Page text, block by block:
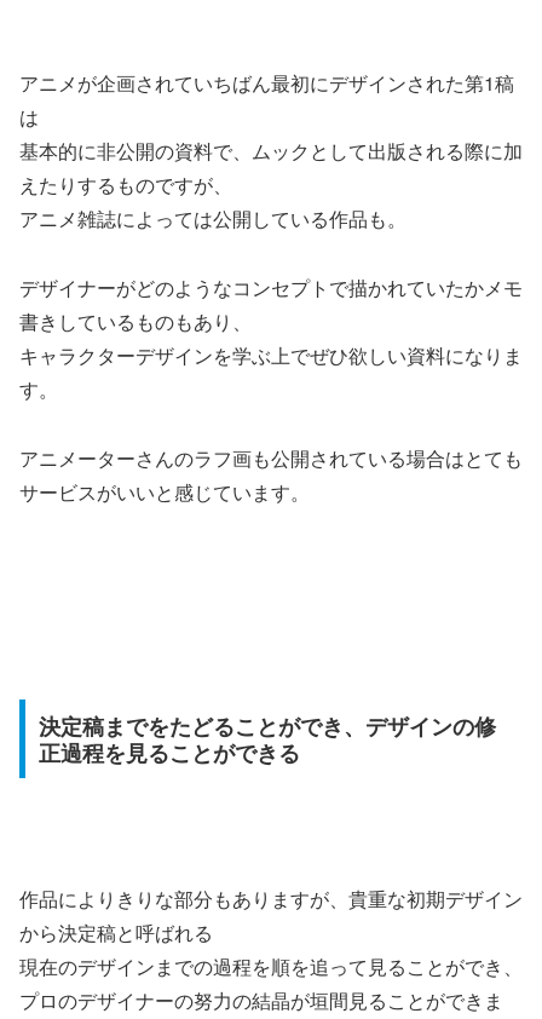
アニメが企画されていちばん最初にデザインされた第1稿
は
基本的に非公開の資料で、ムックとして出版される際に加
えたりするものですが、
アニメ雑誌によっては公開している作品も。
デザイナーがどのようなコンセプトで描かれていたかメモ
書きしているものもあり、
キャラクターデザインを学ぶ上でぜひ欲しい資料になりま
す。
アニメーターさんのラフ画も公開されている場合はとても
サービスがいいと感じています。
決定稿までをたどることができ、デザインの修
正過程を見ることができる
作品によりきりな部分もありますが、貴重な初期デザイン
から決定稿と呼ばれる
現在のデザインまでの過程を順を追って見ることができ、
プロのデザイナーの努力の結晶が垣間見ることができま